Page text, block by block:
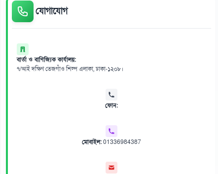
যোগাযোগ
বার্তা ও বাণিজ্যিক কার্যালয়:
৭/আই দক্ষিণ তেজগাঁও শিল্প এলাকা, ঢাকা-১২০৮।
ফোন:
মোবাইল:01336984387